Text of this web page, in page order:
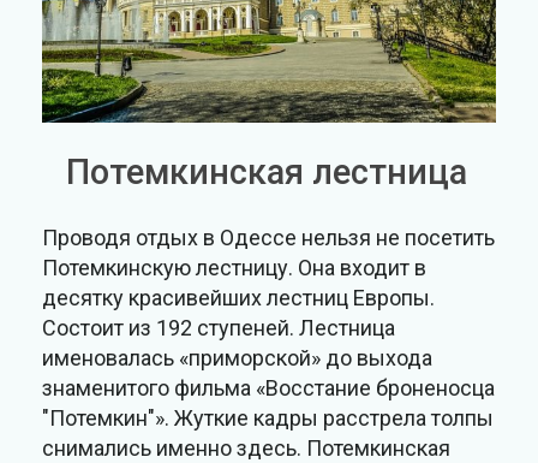
Потемкинская лестница
Проводя отдых в Одессе нельзя не посетить
Потемкинскую лестницу. Она входит в
десятку красивейших лестниц Европы.
Состоит из 192 ступеней. Лестница
именовалась «приморской» до выхода
знаменитого фильма «Восстание броненосца
"Потемкин"». Жуткие кадры расстрела толпы
снимались именно здесь. Потемкинская